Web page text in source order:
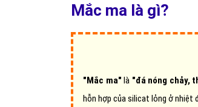
Mắc ma là gì?
"Mắc ma"là "đá nóng chảy,
hỗn hợp của silicat lỏng ở nhiệt